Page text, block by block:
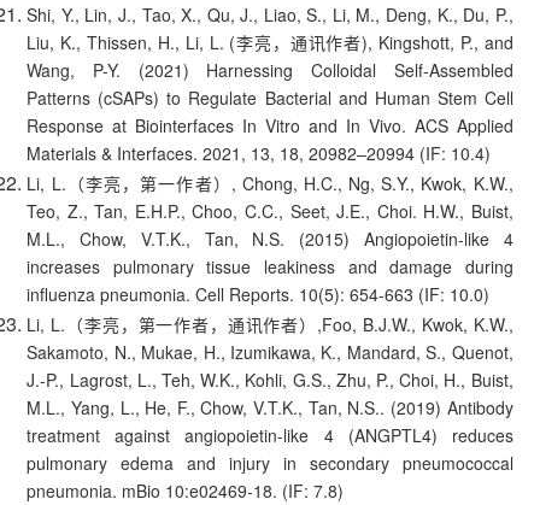
Shi, Y., Lin, J., Tao, X., Qu, J., Liao, S., Li, M., Deng, K., Du, P.,
Liu, K., Thissen, H., Li, L. (李亮，通讯作者), Kingshott, P., and
Wang, P-Y. (2021) Harnessing Colloidal Self-Assembled
Patterns (cSAPs) to Regulate Bacterial and Human Stem Cell
Response at Biointerfaces In Vitro and In Vivo. ACS Applied
Materials & Interfaces. 2021, 13, 18, 20982–20994 (IF: 10.4)
Li, L.（李亮，第一作者）, Chong, H.C., Ng, S.Y., Kwok, K.W.,
Teo, Z., Tan, E.H.P., Choo, C.C., Seet, J.E., Choi. H.W., Buist,
M.L., Chow, V.T.K., Tan, N.S. (2015) Angiopoietin-like 4
increases pulmonary tissue leakiness and damage during
influenza pneumonia. Cell Reports. 10(5): 654-663 (IF: 10.0)
Li, L.（李亮，第一作者，通讯作者）,Foo, B.J.W., Kwok, K.W.,
Sakamoto, N., Mukae, H., Izumikawa, K., Mandard, S., Quenot,
J.-P., Lagrost, L., Teh, W.K., Kohli, G.S., Zhu, P., Choi, H., Buist,
M.L., Yang, L., He, F., Chow, V.T.K., Tan, N.S.. (2019) Antibody
treatment against angiopoietin-like 4 (ANGPTL4) reduces
pulmonary edema and injury in secondary pneumococcal
pneumonia. mBio 10:e02469-18. (IF: 7.8)